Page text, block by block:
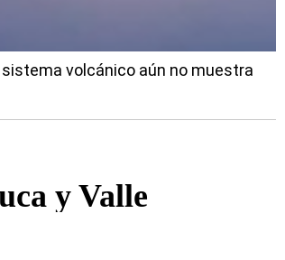
volcánico aún no muestra
y Valle